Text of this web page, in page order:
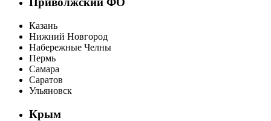
Казань
Нижний Новгород
Набережные Челны
Пермь
Самара
Саратов
Ульяновск
Крым